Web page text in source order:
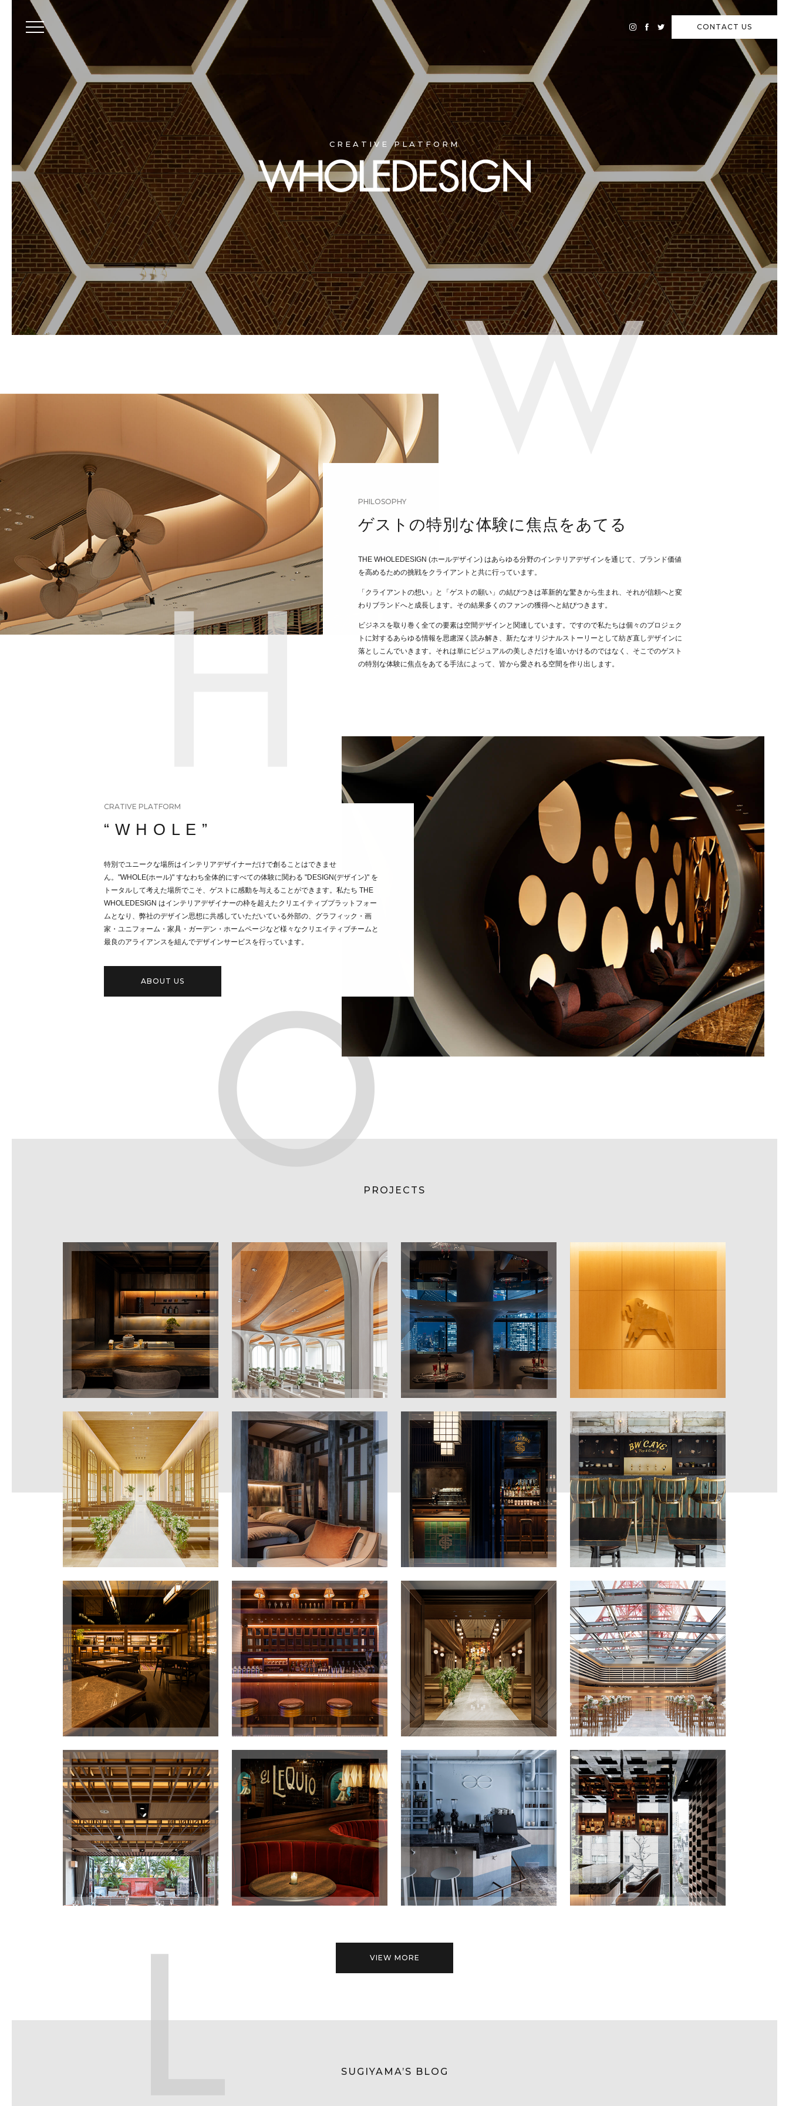
CONTACT US
CREATIVE PLATFORM
PHILOSOPHY
ゲストの特別な体験に焦点をあてる
THE WHOLEDESIGN (ホールデザイン) はあらゆる分野のインテリアデザインを通じて、ブランド価値
を高めるための挑戦をクライアントと共に行っています。
「クライアントの想い」と「ゲストの願い」の結びつきは革新的な驚きから生まれ、それが信頼へと変
わりブランドへと成長します。その結果多くのファンの獲得へと結びつきます。
ビジネスを取り巻く全ての要素は空間デザインと関連しています。ですので私たちは個々のプロジェク
トに対するあらゆる情報を思慮深く読み解き、新たなオリジナルストーリーとして紡ぎ直しデザインに
落としこんでいきます。それは単にビジュアルの美しさだけを追いかけるのではなく、そこでのゲスト
の特別な体験に焦点をあてる手法によって、皆から愛される空間を作り出します。
CRATIVE PLATFORM
“ W H O L E ”
特別でユニークな場所はインテリアデザイナーだけで創ることはできませ
ん。 "WHOLE(ホール)" すなわち全体的にすべての体験に関わる "DESIGN(デザイン)" を
トータルして考えた場所でこそ、ゲストに感動を与えることができます。私たち THE
WHOLEDESIGN はインテリアデザイナーの枠を超えたクリエイティブプラットフォー
ムとなり、弊社のデザイン思想に共感していただいている外部の、グラフィック・画
家・ユニフォーム・家具・ガーデン・ホームページなど様々なクリエイティブチームと
最良のアライアンスを組んでデザインサービスを行っています。
ABOUT US
PROJECTS
VIEW MORE
SUGIYAMA’S BLOG